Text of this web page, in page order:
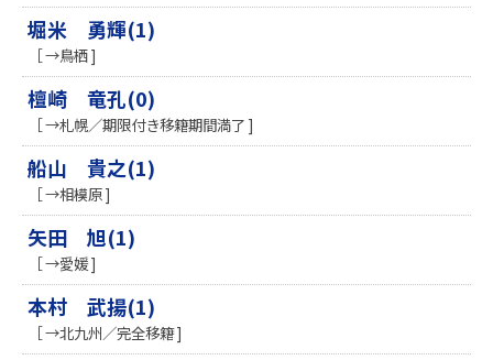
堀米 勇輝(1)
［ →鳥栖 ]
檀崎 竜孔(0)
［ →札幌／期限付き移籍期間満了 ]
船山 貴之(1)
［ →相模原 ]
矢田 旭(1)
［ →愛媛 ]
本村 武揚(1)
［ →北九州／完全移籍 ]